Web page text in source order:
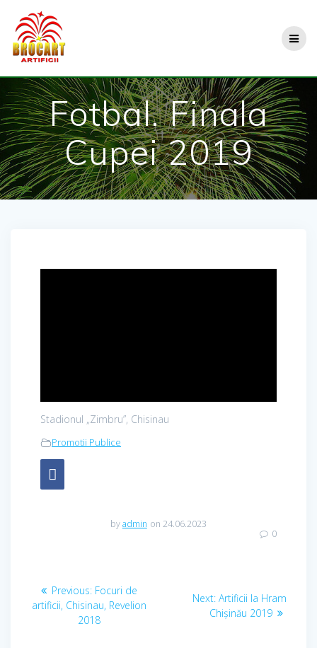
Fotbal. Finala
Cupei 2019
Stadionul „Zimbru”, Chisinau
Promotii Publice
byadmin on 24.06.2023
0
Navigare
Previous: Previous
post:
Focuri de
artificii, Chisinau, Revelion
2018
Next: Next
post:
Artificii la Hram
Chişinău 2019